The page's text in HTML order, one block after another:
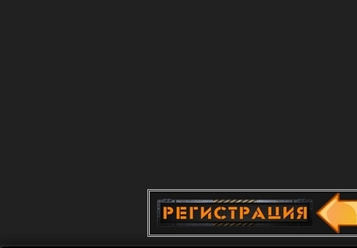
14:16
Stalker-Mods-Clan-su
Доступно только для пользователей